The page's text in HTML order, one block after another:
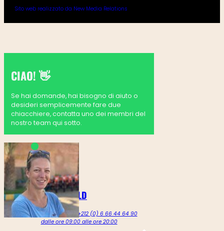
Sito web realizzato da New Media Relations
CIAO! 👋
Se hai domande, hai bisogno di aiuto o
desideri semplicemente fare due
chiacchiere, contatta uno dei membri del
nostro team qui sotto.
MARTINE GOLDENBELD
Chiamaci al numero +212 (0) 6 66 44 64 90
dalle ore 09:00 alle ore 20:00